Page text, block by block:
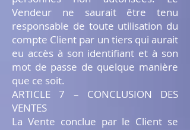
Vendeur ne saurait être tenu
responsable de toute utilisation du
compte Client par un tiers qui aurait
eu accès à son identifiant et à son
mot de passe de quelque manière
que ce soit.
ARTICLE 7 – CONCLUSION DES
VENTES
La Vente conclue par le Client se